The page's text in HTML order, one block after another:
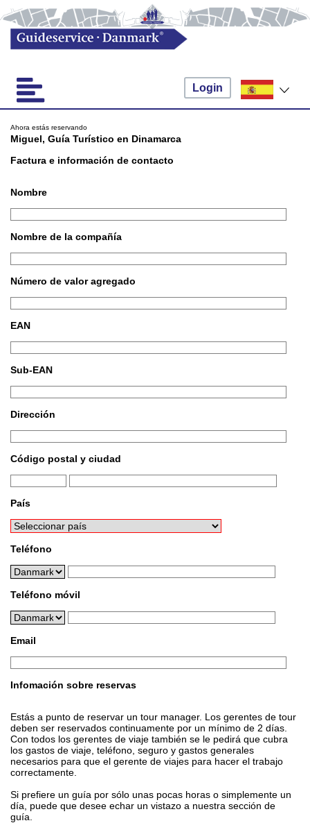
Login
Ahora estás reservando
Miguel, Guía Turístico en Dinamarca
Factura e información de contacto
Nombre
Nombre de la compañía
Número de valor agregado
EAN
Sub-EAN
Dirección
Código postal y ciudad
País
Teléfono
Teléfono móvil
Email
Infomación sobre reservas
Estás a punto de reservar un tour manager. Los gerentes de tour
deben ser reservados continuamente por un mínimo de 2 días.
Con todos los gerentes de viaje también se le pedirá que cubra
los gastos de viaje, teléfono, seguro y gastos generales
necesarios para que el gerente de viajes para hacer el trabajo
correctamente.
Si prefiere un guía por sólo unas pocas horas o simplemente un
día, puede que desee echar un vistazo a nuestra sección de
guía.